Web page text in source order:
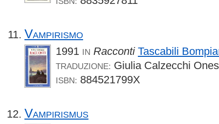
Vampirismo
1991 IN Racconti Tascabili
TRADUZIONE: Giulia Calzecchi
ISBN: 884521799X
Vampirismus